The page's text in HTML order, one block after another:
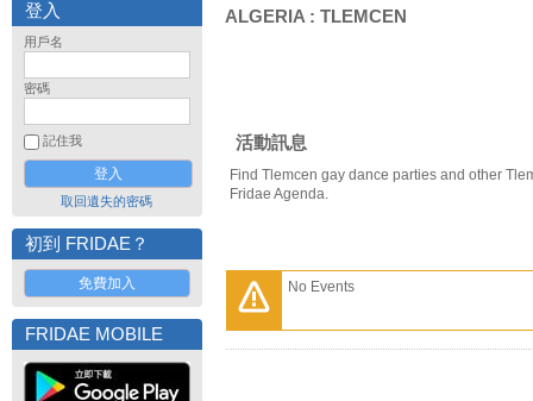
登入
用戶名
密碼
記住我
取回遺失的密碼
初到 FRIDAE？
免費加入
FRIDAE MOBILE
ALGERIA : TLEMCEN
活動訊息
Find Tlemcen gay dance parties and other
Fridae Agenda.
No Events